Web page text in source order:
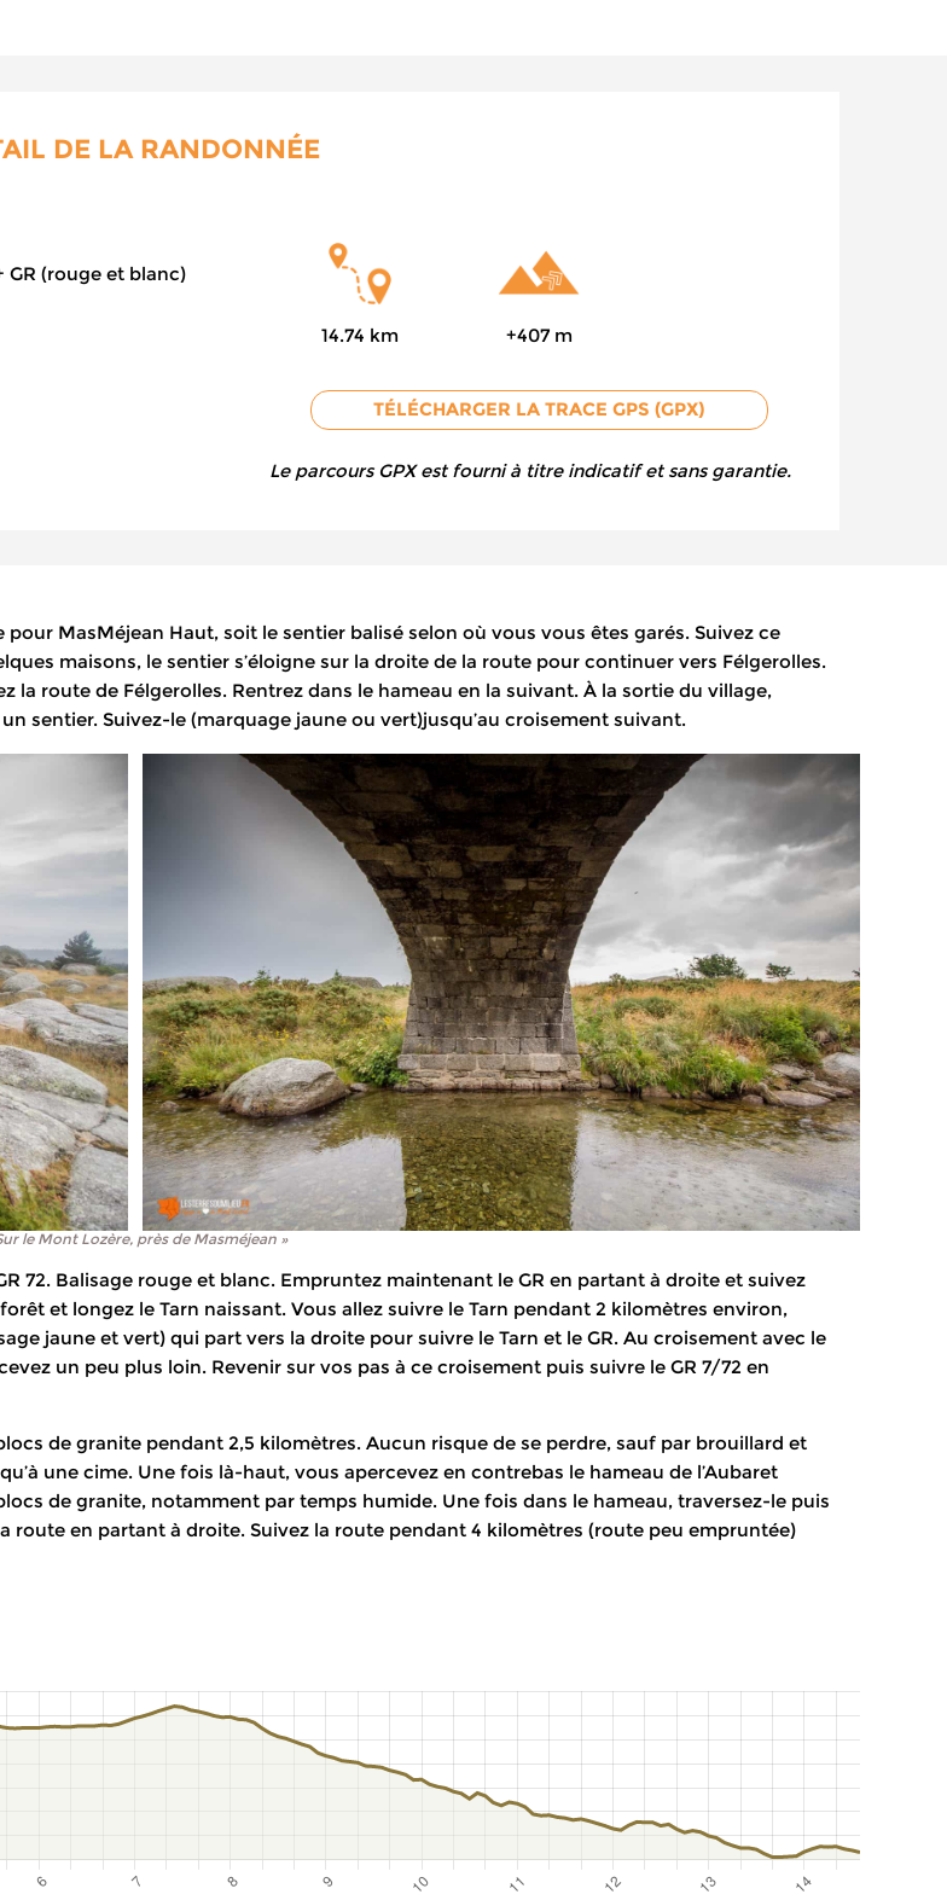
DE LA RANDONNÉE
(rouge et blanc)
14.74 km +407 m
TÉLÉCHARGER LA TRACE GPS (GPX)
Le parcours GPX est fourni à titre indicatif et sans garantie.
MasMéjean Haut, soit le sentier balisé selon où vous vous êtes garés. Suivez ce
maisons, le sentier s’éloigne sur la droite de la route pour continuer vers Félgerolles.
route de Félgerolles. Rentrez dans le hameau en la suivant. À la sortie du village,
sentier. Suivez-le (marquage jaune ou vert)jusqu’au croisement suivant.
le Mont Lozère, près de Masméjean »
72. Balisage rouge et blanc. Empruntez maintenant le GR en partant à droite et suivez
et longez le Tarn naissant. Vous allez suivre le Tarn pendant 2 kilomètres environ,
jaune et vert) qui part vers la droite pour suivre le Tarn et le GR. Au croisement avec le
un peu plus loin. Revenir sur vos pas à ce croisement puis suivre le GR 7/72 en
de granite pendant 2,5 kilomètres. Aucun risque de se perdre, sauf par brouillard et
une cime. Une fois là-haut, vous apercevez en contrebas le hameau de l’Aubaret
de granite, notamment par temps humide. Une fois dans le hameau, traversez-le puis
route en partant à droite. Suivez la route pendant 4 kilomètres (route peu empruntée)